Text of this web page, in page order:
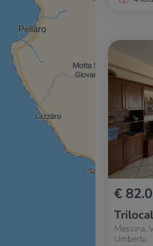
€
Messina,
Umberto